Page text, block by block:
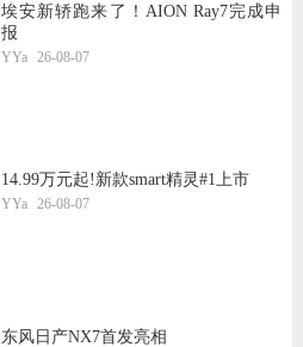
埃安新轿跑来了！AION Ray7完成申
报
YYa 26-08-07
14.99万元起!新款smart精灵#1上市
YYa 26-08-07
东风日产NX7首发亮相